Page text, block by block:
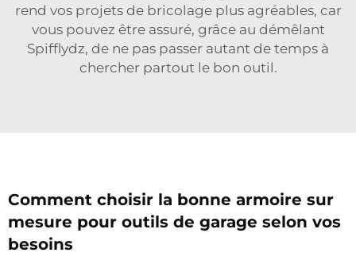
rend vos projets de bricolage plus agréables, car
vous pouvez être assuré, grâce au démêlant
Spifflydz, de ne pas passer autant de temps à
chercher partout le bon outil.
Comment choisir la bonne armoire sur
mesure pour outils de garage selon vos
besoins